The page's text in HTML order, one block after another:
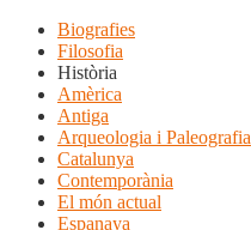
Biografies
Filosofia
Història
Amèrica
Antiga
Arqueologia i Paleografia
Catalunya
Contemporània
El món actual
Espanaya